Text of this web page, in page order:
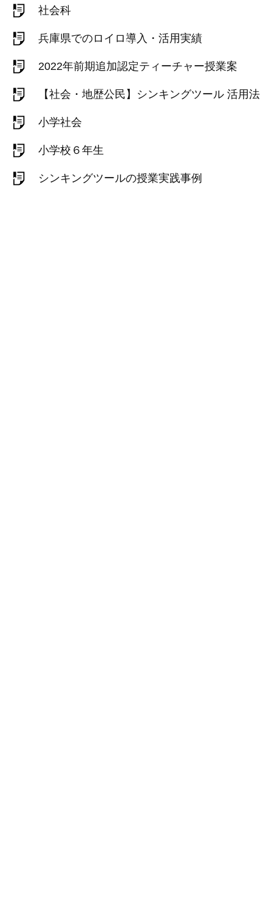
社会科
兵庫県でのロイロ導入・活用実績
2022年前期追加認定ティーチャー授業案
【社会・地歴公民】シンキングツール 活用法
小学社会
小学校６年生
シンキングツールの授業実践事例